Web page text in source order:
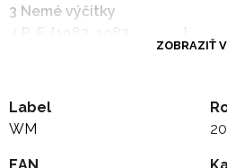
3 Nemé výčitky
1 Intráda
2 Elégia
4 Dialóg
ZOBRAZIŤ
Label
WM